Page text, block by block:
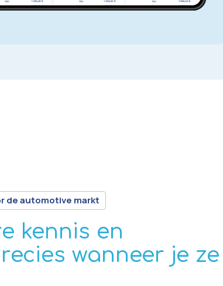
de automotive markt
kennis en
wanneer je ze